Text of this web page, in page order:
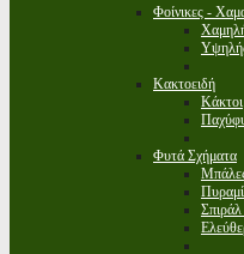
Φοίνικες -
Κακτοειδή
Κάκτοι
Φυτά Σχήματα